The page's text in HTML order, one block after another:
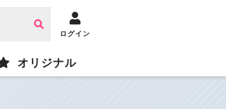
ログイン
オリジナル